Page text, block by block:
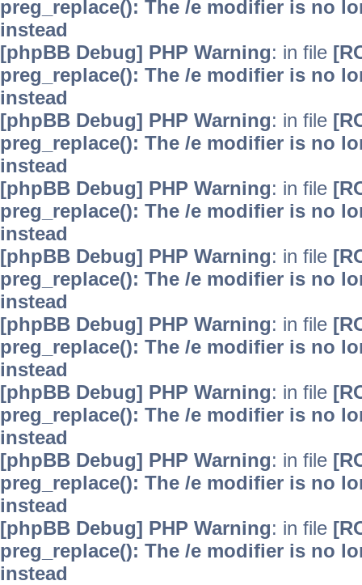
preg_replace(): The /e modifier is no
instead
[phpBB Debug] PHP Warning: in file
preg_replace(): The /e modifier is no
instead
[phpBB Debug] PHP Warning: in file
preg_replace(): The /e modifier is no
instead
[phpBB Debug] PHP Warning: in file
preg_replace(): The /e modifier is no
instead
[phpBB Debug] PHP Warning: in file
preg_replace(): The /e modifier is no
instead
[phpBB Debug] PHP Warning: in file
preg_replace(): The /e modifier is no
instead
[phpBB Debug] PHP Warning: in file
preg_replace(): The /e modifier is no
instead
[phpBB Debug] PHP Warning: in file
preg_replace(): The /e modifier is no
instead
[phpBB Debug] PHP Warning: in file
preg_replace(): The /e modifier is no
instead